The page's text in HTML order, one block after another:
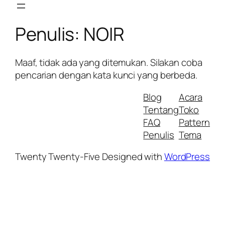
contentPenulis: NOIR
Maaf, tidak ada yang ditemukan. Silakan coba
pencarian dengan kata kunci yang berbeda.
Blog
Tentang
FAQ
Penulis
Acara
Toko
Pattern
Tema
Twenty Twenty-Five Designed withWordPress